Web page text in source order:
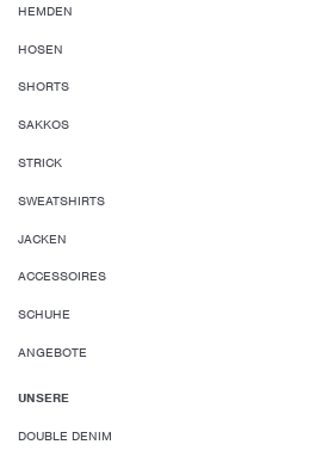
HEMDEN
HOSEN
SHORTS
SAKKOS
STRICK
SWEATSHIRTS
JACKEN
ACCESSOIRES
SCHUHE
ANGEBOTE
UNSERE
DOUBLE DENIM